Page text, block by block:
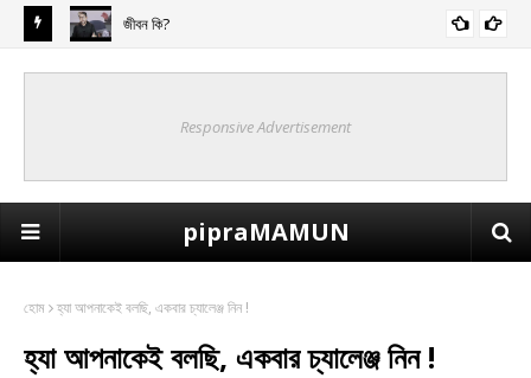
জীবন কি?
Responsive Advertisement
pipraMAMUN
হোম হ্যা আপনাকেই বলছি, একবার চ্যালেঞ্জ নিন !
হ্যা আপনাকেই বলছি, একবার চ্যালেঞ্জ নিন !